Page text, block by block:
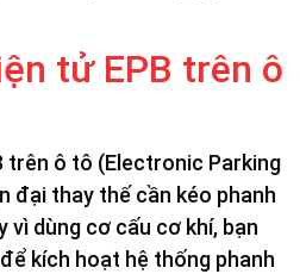
tử EPB trên ô
trên ô tô (Electronic Parking
đại thay thế cần kéo phanh
vì dùng cơ cấu cơ khí, bạn
kích hoạt hệ thống phanh